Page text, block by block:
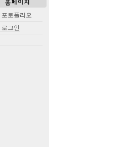
포토폴리오
로그인